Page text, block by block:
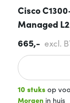
Cisco
Managed
665,- excl.
10 stuksop
Morgen in huis